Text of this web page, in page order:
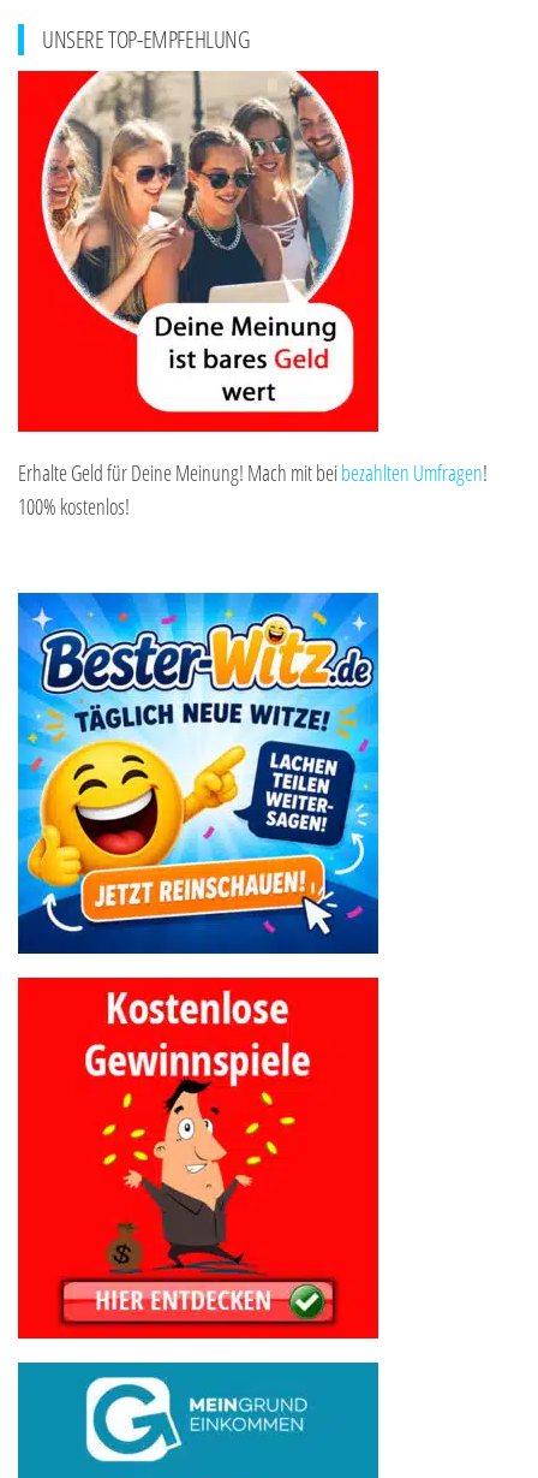
UNSERE TOP-EMPFEHLUNG
Erhalte Geld für Deine Meinung! Mach mit beibezahlten Umfragen!
100% kostenlos!